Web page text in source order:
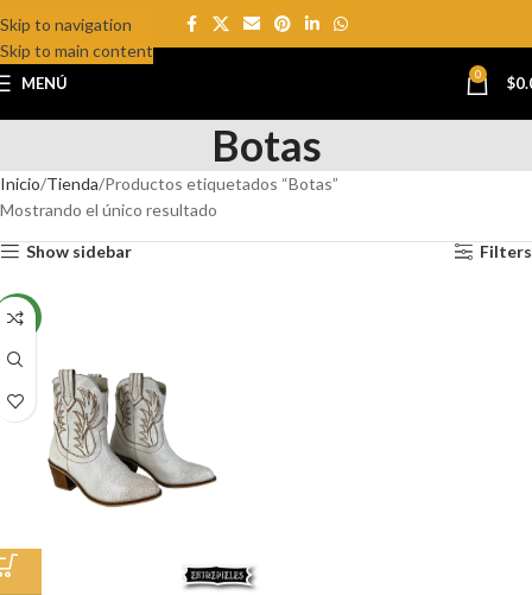
Skip to navigation
Skip to main content
MENÚ 0 $
Botas
Inicio Tienda Productos etiquetados “Botas”
Mostrando el único resultado
Show sidebar Filters
NEW